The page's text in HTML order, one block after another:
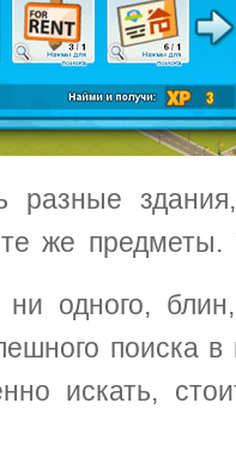
разные
же
одного,
поиска в
искать,